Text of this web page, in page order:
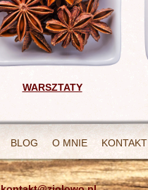
WARSZTATY
BLOG O MNIE KONTAKT